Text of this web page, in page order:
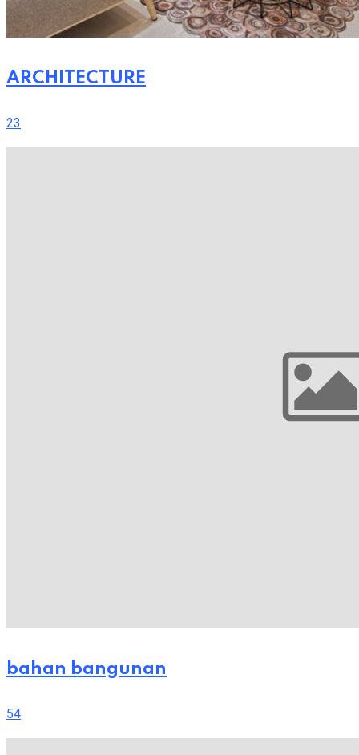
ARCHITECTURE
23
bahan bangunan
54